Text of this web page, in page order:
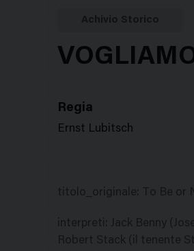
Regia
Ernst Lubitsch
titolo_originale: To Be or
interpreti: Jack Benny
Robert Stack (il tenente